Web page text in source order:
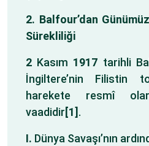
2. Balfour’dan
Sürekliliği
2 Kasım 1917 tarihli
İngiltere’nin Filistin
harekete resmî
vaadidir[1] .
I. Dünya Savaşı’nın